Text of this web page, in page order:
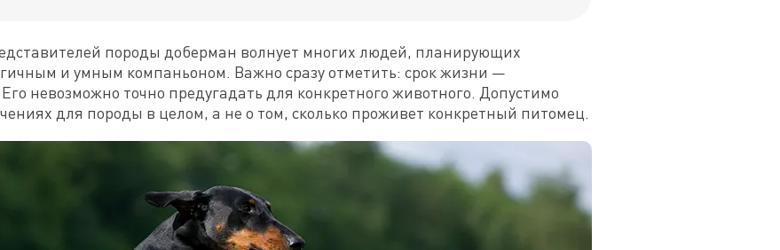
породы доберман волнует многих людей, планирующих
и умным компаньоном. Важно сразу отметить: срок жизни —
невозможно точно предугадать для конкретного животного. Допустимо
для породы в целом, а не о том, сколько проживет конкретный питомец.